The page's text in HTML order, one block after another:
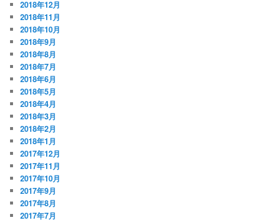
2018年12月
2018年11月
2018年10月
2018年9月
2018年8月
2018年7月
2018年6月
2018年5月
2018年4月
2018年3月
2018年2月
2018年1月
2017年12月
2017年11月
2017年10月
2017年9月
2017年8月
2017年7月